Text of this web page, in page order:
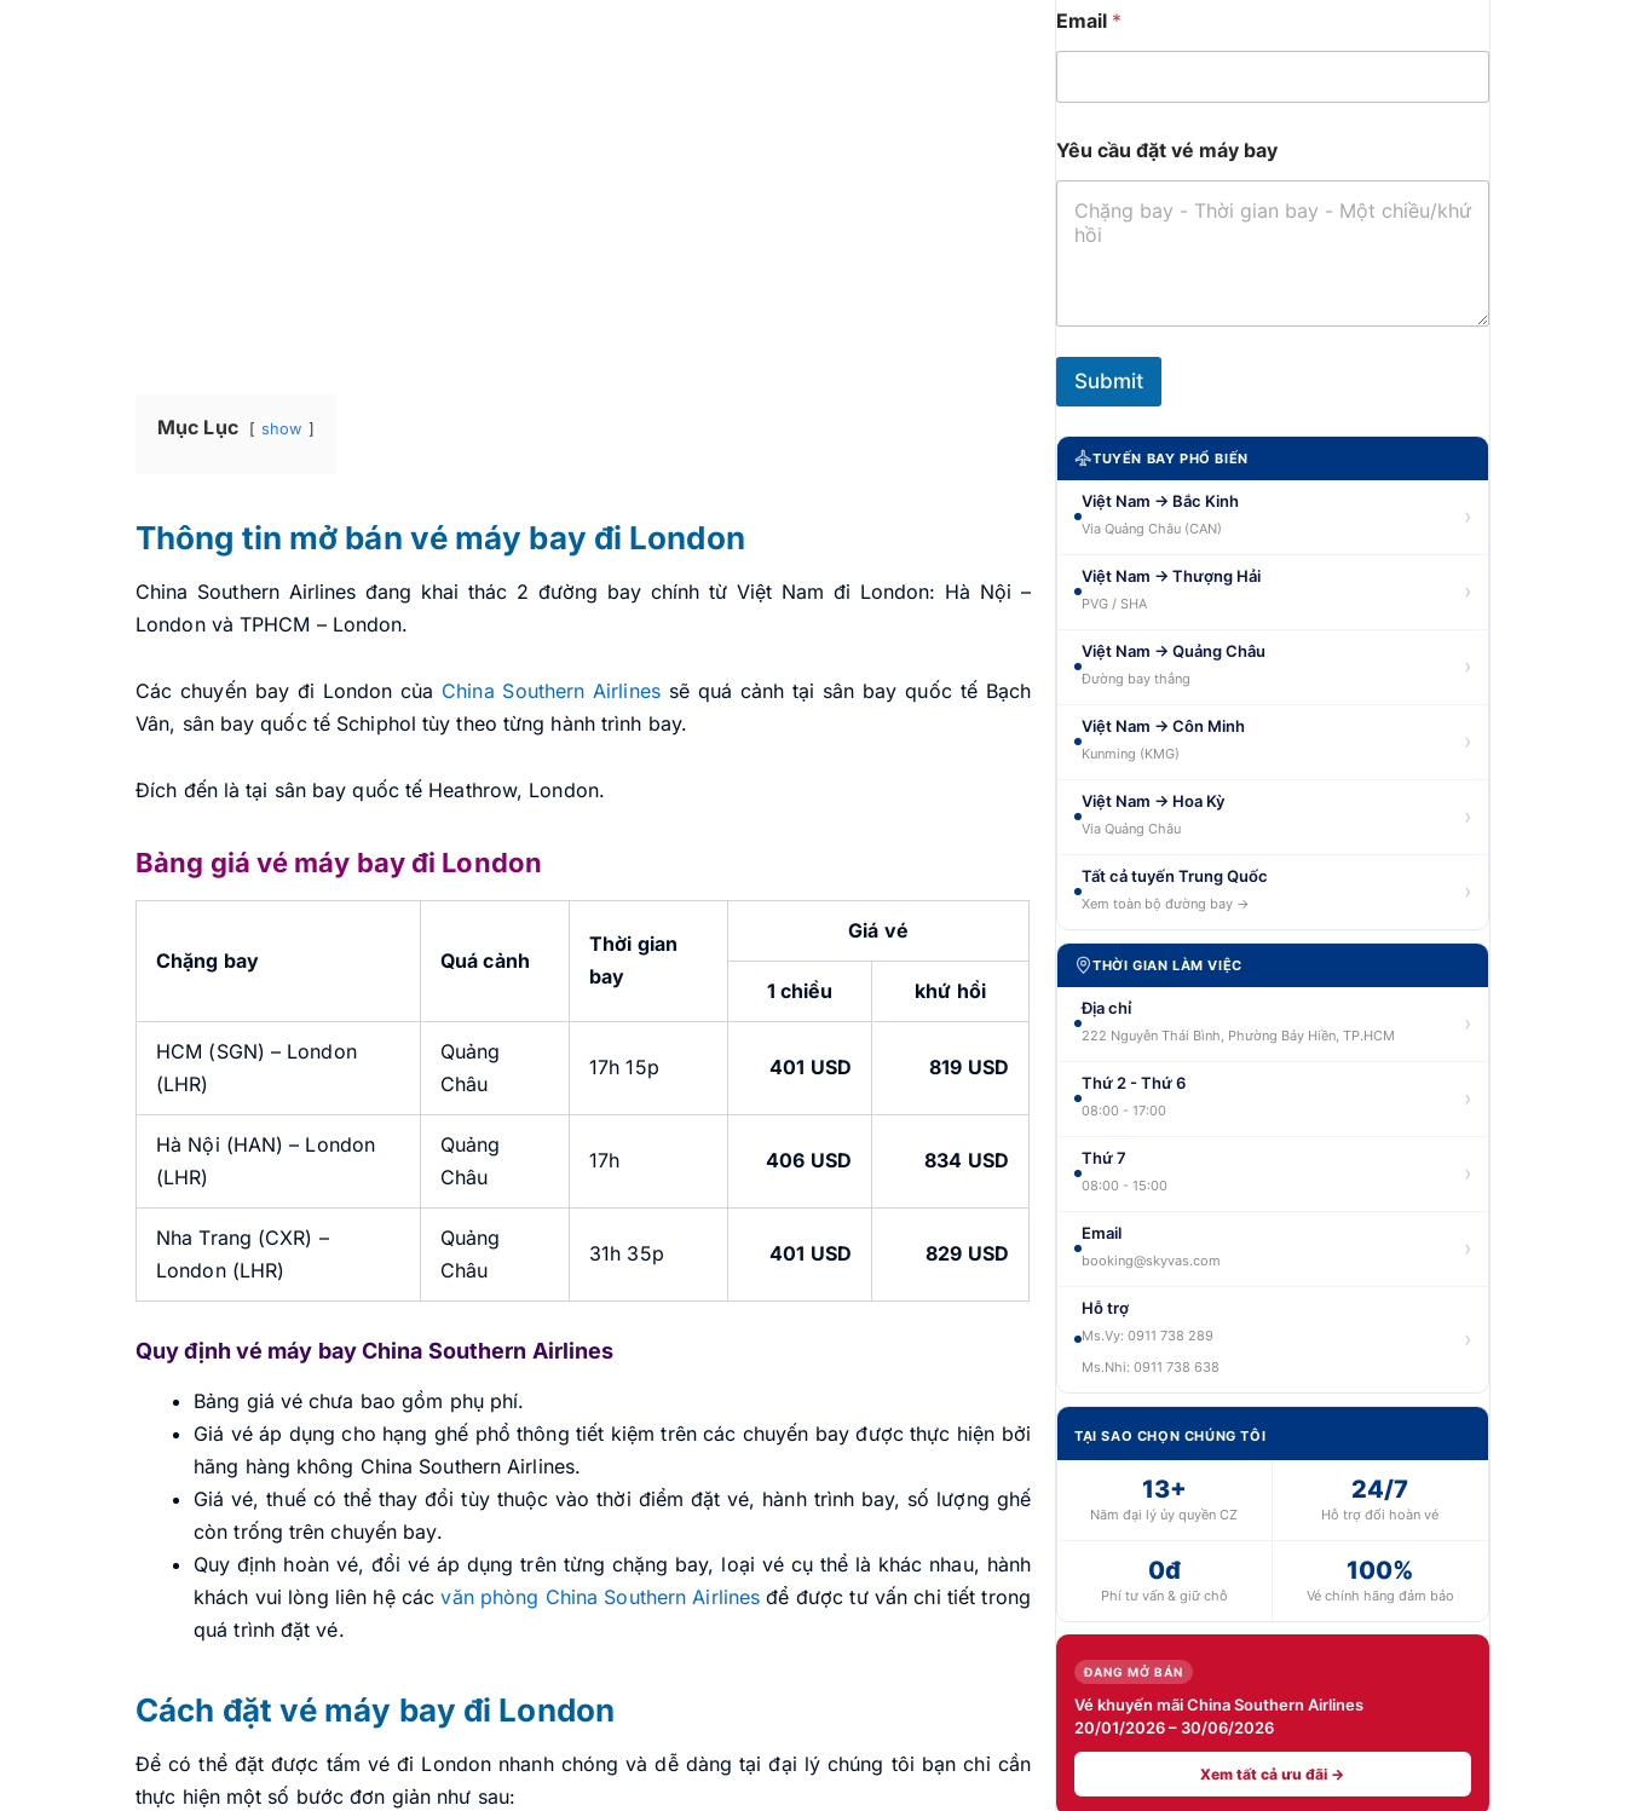
Mục Lục show
Thông tin mở bán vé máy bay đi London
China Southern Airlines đang khai thác 2 đường bay chính từ Việt Nam đi London: Hà Nội –
London và TPHCM – London.
Các chuyến bay đi London của China Southern Airlinessẽ quá cảnh tại sân bay quốc tế Bạch
Vân, sân bay quốc tế Schiphol tùy theo từng hành trình bay.
Đích đến là tại sân bay quốc tế Heathrow, London.
Bảng giá vé máy bay đi London
Chặng bay Quá cảnh
Thời gian
bay
Giá vé
1 chiều khứ hồi
HCM (SGN) – London
(LHR)
Quảng
Châu
17h 15p 401 USD 819 USD
Hà Nội (HAN) – London
(LHR)
Quảng
Châu
17h 406 USD 834 USD
Nha Trang (CXR) –
London (LHR)
Quảng
Châu
31h 35p 401 USD 829 USD
Quy định vé máy bay China Southern Airlines
Bảng giá vé chưa bao gồm phụ phí.
Giá vé áp dụng cho hạng ghế phổ thông tiết kiệm trên các chuyến bay được thực hiện bởi
hãng hàng không China Southern Airlines.
Giá vé, thuế có thể thay đổi tùy thuộc vào thời điểm đặt vé, hành trình bay, số lượng ghế
còn trống trên chuyến bay.
Quy định hoàn vé, đổi vé áp dụng trên từng chặng bay, loại vé cụ thể là khác nhau, hành
khách vui lòng liên hệ cácvăn phòng China Southern Airlines để được tư vấn chi tiết trong
quá trình đặt vé.
Cách đặt vé máy bay đi London
Để có thể đặt được tấm vé đi London nhanh chóng và dễ dàng tại đại lý chúng tôi bạn chỉ cần
thực hiện một số bước đơn giản như sau:
Email *
Yêu cầu đặt vé máy bay
Submit
TUYẾN BAY PHỔ BIẾN
Việt Nam → Bắc Kinh
Via Quảng Châu (CAN) ›
Việt Nam → Thượng Hải
PVG / SHA ›
Việt Nam → Quảng Châu
Đường bay thẳng ›
Việt Nam → Côn Minh
Kunming (KMG) ›
Việt Nam → Hoa Kỳ
Via Quảng Châu ›
Tất cả tuyến Trung Quốc
Xem toàn bộ đường bay → ›
THỜI GIAN LÀM VIỆC
Địa chỉ
222 Nguyễn Thái Bình, Phường Bảy Hiền, TP.HCM ›
Thứ 2 - Thứ 6
08:00 - 17:00 ›
Thứ 7
08:00 - 15:00 ›
Email
booking@skyvas.com ›
Hỗ trợ
Ms.Vy: 0911 738 289
Ms.Nhi: 0911 738 638
›
TẠI SAO CHỌN CHÚNG TÔI
13+
Năm đại lý ủy quyền CZ
24/7
Hỗ trợ đổi hoàn vé
0đ
Phí tư vấn & giữ chỗ
100%
Vé chính hãng đảm bảo
ĐANG MỞ BÁN
Vé khuyến mãi China Southern Airlines
20/01/2026 – 30/06/2026
Xem tất cả ưu đãi →